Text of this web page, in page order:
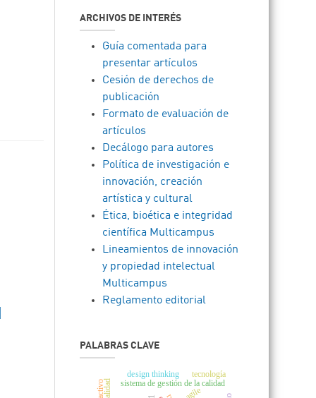
ARCHIVOS DE INTERÉS
Guía comentada para
presentar artículos
Cesión de derechos de
publicación
Formato de evaluación de
artículos
Decálogo para autores
Política de investigación e
innovación, creación
artística y cultural
Ética, bioética e integridad
científica Multicampus
Lineamientos de innovación
y propiedad intelectual
Multicampus
Reglamento editorial
PALABRAS CLAVE
sistema de gestión de la calidad
agile
design thinking tecnología